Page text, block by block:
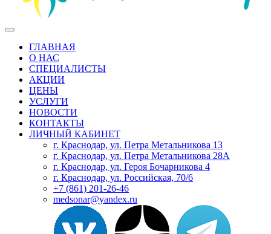
ГЛАВНАЯ
О НАС
СПЕЦИАЛИСТЫ
АКЦИИ
ЦЕНЫ
УСЛУГИ
НОВОСТИ
КОНТАКТЫ
ЛИЧНЫЙ КАБИНЕТ
г. Краснодар, ул. Петра Метальникова 13
г. Краснодар, ул. Петра Метальникова 28А
г. Краснодар, ул. Героя Бочарникова 4
г. Краснодар, ул. Российская, 70/6
+7 (861) 201-26-46
medsonar@yandex.ru